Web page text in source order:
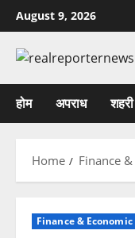
Skip
to
content
August 9, 2026
होम अपराध
Home Finance
Finance &